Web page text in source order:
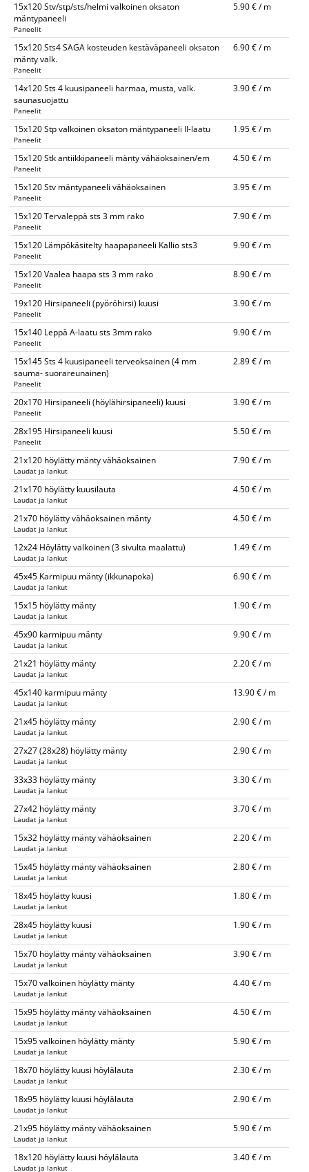
15x120 Stv/stp/sts/helmi valkoinen oksaton
mäntypaneeli
Paneelit
5.90 € / m
15x120 Sts4 SAGA kosteuden kestäväpaneeli oksaton
mänty valk.
Paneelit
6.90 € / m
14x120 Sts 4 kuusipaneeli harmaa, musta, valk.
saunasuojattu
Paneelit
3.90 € / m
15x120 Stp valkoinen oksaton mäntypaneeli II-laatu
Paneelit
1.95 € / m
15x120 Stk antiikkipaneeli mänty vähäoksainen/em
Paneelit
4.50 € / m
15x120 Stv mäntypaneeli vähäoksainen
Paneelit
3.95 € / m
15x120 Tervaleppä sts 3 mm rako
Paneelit
7.90 € / m
15x120 Lämpökäsitelty haapapaneeli Kallio sts3
Paneelit
9.90 € / m
15x120 Vaalea haapa sts 3 mm rako
Paneelit
8.90 € / m
19x120 Hirsipaneeli (pyöröhirsi) kuusi
Paneelit
3.90 € / m
15x140 Leppä A-laatu sts 3mm rako
Paneelit
9.90 € / m
15x145 Sts 4 kuusipaneeli terveoksainen (4 mm
sauma- suorareunainen)
Paneelit
2.89 € / m
20x170 Hirsipaneeli (höylähirsipaneeli) kuusi
Paneelit
3.90 € / m
28x195 Hirsipaneeli kuusi
Paneelit
5.50 € / m
21x120 höylätty mänty vähäoksainen
Laudat ja lankut
7.90 € / m
21x170 höylätty kuusilauta
Laudat ja lankut
4.50 € / m
21x70 höylätty vähäoksainen mänty
Laudat ja lankut
4.50 € / m
12x24 Höylätty valkoinen (3 sivulta maalattu)
Laudat ja lankut
1.49 € / m
45x45 Karmipuu mänty (ikkunapoka)
Laudat ja lankut
6.90 € / m
15x15 höylätty mänty
Laudat ja lankut
1.90 € / m
45x90 karmipuu mänty
Laudat ja lankut
9.90 € / m
21x21 höylätty mänty
Laudat ja lankut
2.20 € / m
45x140 karmipuu mänty
Laudat ja lankut
13.90 € / m
21x45 höylätty mänty
Laudat ja lankut
2.90 € / m
27x27 (28x28) höylätty mänty
Laudat ja lankut
2.90 € / m
33x33 höylätty mänty
Laudat ja lankut
3.30 € / m
27x42 höylätty mänty
Laudat ja lankut
3.70 € / m
15x32 höylätty mänty vähäoksainen
Laudat ja lankut
2.20 € / m
15x45 höylätty mänty vähäoksainen
Laudat ja lankut
2.80 € / m
18x45 höylätty kuusi
Laudat ja lankut
1.80 € / m
28x45 höylätty kuusi
Laudat ja lankut
1.90 € / m
15x70 höylätty mänty vähäoksainen
Laudat ja lankut
3.90 € / m
15x70 valkoinen höylätty mänty
Laudat ja lankut
4.40 € / m
15x95 höylätty mänty vähäoksainen
Laudat ja lankut
4.50 € / m
15x95 valkoinen höylätty mänty
Laudat ja lankut
5.90 € / m
18x70 höylätty kuusi höylälauta
Laudat ja lankut
2.30 € / m
18x95 höylätty kuusi höylälauta
Laudat ja lankut
2.90 € / m
21x95 höylätty mänty vähäoksainen
Laudat ja lankut
5.90 € / m
18x120 höylätty kuusi höylälauta
Laudat ja lankut
3.40 € / m